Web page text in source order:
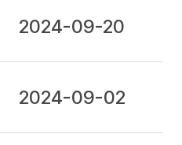
2024-09-20
2024-09-02